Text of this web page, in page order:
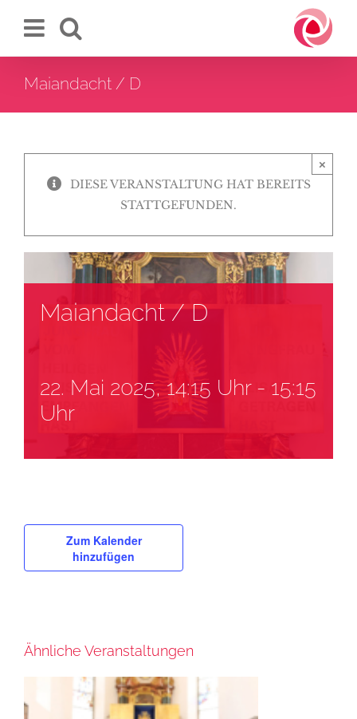
Inhalt
Maiandacht / D
×
DIESE VERANSTALTUNG HAT BEREITS
STATTGEFUNDEN.
Maiandacht / D
22. Mai 2025, 14:15 Uhr- 15:15
Uhr
Zum Kalender
hinzufügen
Ähnliche Veranstaltungen